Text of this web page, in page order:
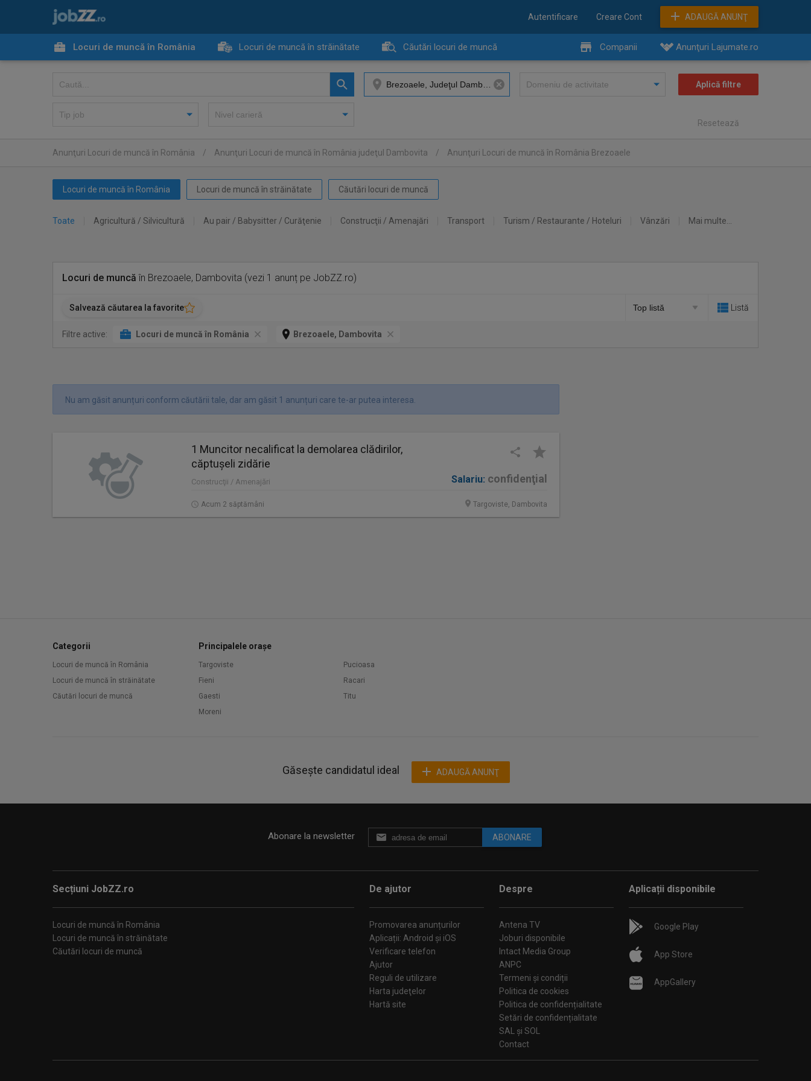
Autentificare Creare Cont ADAUGĂ ANUNŢ
Locuri de muncă în România Locuri de muncă în străinătate Căutări locuri de muncă Companii Anunţuri Lajumate.ro
Resetează
Anunţuri Locuri de muncă în România / Anunţuri Locuri de muncă în România judeţul Dambovita / Anunţuri Locuri de muncă în România Brezoaele
Locuri de muncă în România Locuri de muncă în străinătate Căutări locuri de muncă
Toate Agricultură / Silvicultură Au pair / Babysitter / Curăţenie Construcţii / Amenajări Transport Turism / Restaurante / Hoteluri Vânzări Mai multe...
Locuri de muncă în Brezoaele, Dambovita (vezi 1 anunț pe JobZZ.ro)
Salvează căutarea la favorite Listă
Filtre active: Locuri de muncă în România Brezoaele, Dambovita
Nu am găsit anunțuri conform căutării tale, dar am găsit 1 anunțuri care te-ar putea interesa.
1 Muncitor necalificat la demolarea clădirilor,
căptușeli zidărie
Construcţii / Amenajări Salariu: confidenţial
Acum 2 săptămâni Targoviste, Dambovita
Categorii
Locuri de muncă în România
Locuri de muncă în străinătate
Căutări locuri de muncă
Principalele orașe
Targoviste
Fieni
Gaesti
Moreni
Pucioasa
Racari
Titu
Găsește candidatul ideal ADAUGĂ ANUNŢ
Abonare la newsletter ABONARE
Secțiuni JobZZ.ro
Locuri de muncă în România
Locuri de muncă în străinătate
Căutări locuri de muncă
De ajutor
Promovarea anunțurilor
Aplicații: Android și iOS
Verificare telefon
Ajutor
Reguli de utilizare
Harta judeţelor
Hartă site
Despre
Antena TV
Joburi disponibile
Intact Media Group
ANPC
Termeni și condiții
Politica de cookies
Politica de confidențialitate
Setări de confidențialitate
SAL și SOL
Contact
Aplicații disponibile
Google Play
App Store
AppGallery